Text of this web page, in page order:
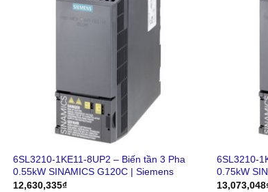
6SL3210-1KE11-8UP2 – Biến tần 3 Pha
0.55kW SINAMICS G120C | Siemens
12,630,335₫
6SL3210-
0.75kW
13,073,048